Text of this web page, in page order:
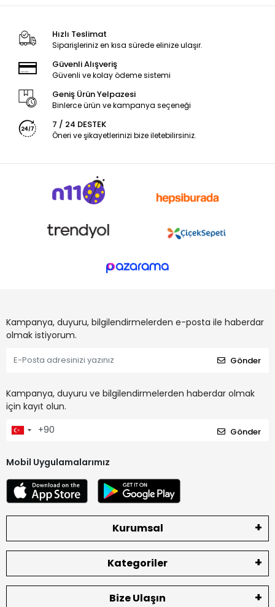
Hızlı Teslimat
Siparişleriniz en kısa sürede elinize ulaşır.
Güvenli Alışveriş
Güvenli ve kolay ödeme sistemi
Geniş Ürün Yelpazesi
Binlerce ürün ve kampanya seçeneği
7 / 24 DESTEK
Öneri ve şikayetlerinizi bize iletebilirsiniz.
Kampanya, duyuru, bilgilendirmelerden e-posta ile haberdar
olmak istiyorum.
Gönder
Kampanya, duyuru ve bilgilendirmelerden haberdar olmak
için kayıt olun.
Gönder
Mobil Uygulamalarımız
Kurumsal
Kategoriler
Bize Ulaşın